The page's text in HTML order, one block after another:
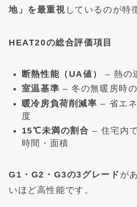
地」を最重視 しているのが特
HEAT20の総合評価項目
断熱性能（UA値）
– 熱の
室温基準 – 冬の無暖房時
暖冷房負荷削減率 – 省エ
度
15℃未満の割合 – 住宅内
時間・面積
G1・G2・G3の3グレード が
いほど高性能です。